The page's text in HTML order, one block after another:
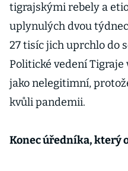
tigrajskými rebely a
uplynulých dvou
27 tisíc jich uprchlo do
Politické vedení
jako nelegitimní,
kvůli pandemii.
Konec úředníka, který